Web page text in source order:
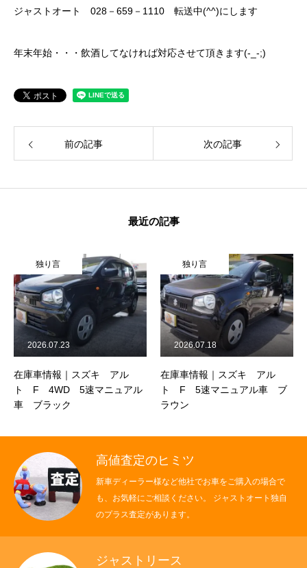
クロちゃんの独り言
部品取付
各種手続
保険
お問い合わせ プライバシーポリシー
ジャストオート 028－659－1110 転送中(^^)にします
年末年始・・・飲酒してなければ対応させて頂きます(-_-;)
前の記事 次の記事
最近の記事
独り言
在庫車情報｜スズキ アル
ト F 4WD 5速マニュアル
車 ブラック
2026.07.23
独り言
在庫車情報｜スズキ アル
ト F 5速マニュアル車 ブ
ラウン
2026.07.18
高値査定のヒミツ
新車ディーラー様など他社でお車をご購入の場合で
も、お気軽にご相談ください。 ジャストオート独自
のプラス査定があります。
ジャストリース